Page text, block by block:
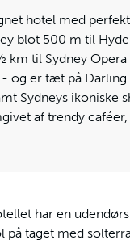
hotel med
blot 500 m til
km til Sydney
- og er tæt på Darling
Sydneys ikoniske
af trendy
har en
på taget med